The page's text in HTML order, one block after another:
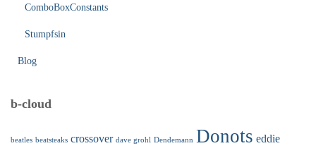
ComboBoxConstants
Stumpfsin
Blog
b-cloud
beatles beatsteaks crossover dave grohl Dendemann Donots eddie